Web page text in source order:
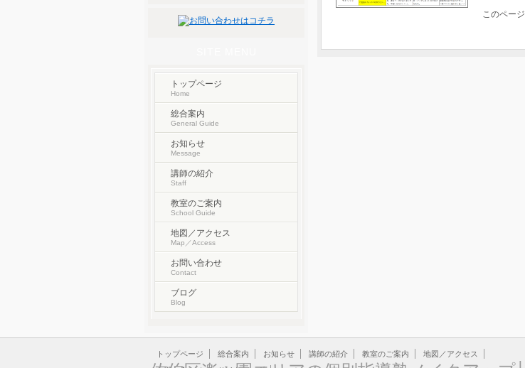
このペー
トップページ
Home
総合案内
General Guide
お知らせ
Message
講師の紹介
Staff
教室のご案内
School Guide
地図／アクセス
Map／Access
お問い合わせ
Contact
ブログ
Blog
トップページ 総合案内 お知らせ 講師の紹介 教室のご案内
地図／アクセス